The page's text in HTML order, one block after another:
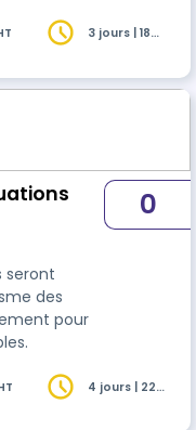
3 jours | 18
seront
des
pour
0
4 jours | 22